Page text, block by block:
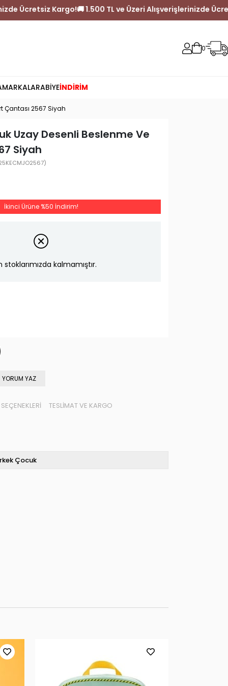
Ücretsiz Kargo!🚚 1.500 TL ve Üzeri
0
MARKALARABİYEİNDİRİM
Çantası 2567 Siyah
Uzay Desenli Beslenme Ve
Siyah
İkinci Ürüne %50 İndirim!
stoklarımızda kalmamıştır.
YORUM YAZ
TESLIMAT VE KARGO
Çocuk